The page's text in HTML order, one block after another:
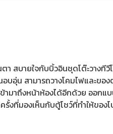
สบายใจกับบิ้วอินชุดโต๊ะวางที
อุ่น สามารถวางโคมไฟและข
มาถึงหน้าห้องได้อีกด้วย ออก
งที่มองเห็นกับตู้โชว์ที่ทำให้ขอ